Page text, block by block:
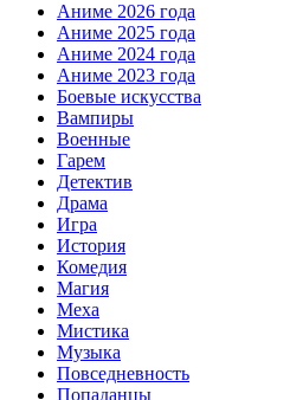
Аниме 2026 года
Аниме 2025 года
Аниме 2024 года
Аниме 2023 года
Боевые искусства
Вампиры
Военные
Гарем
Детектив
Драма
Игра
История
Комедия
Магия
Меха
Мистика
Музыка
Повседневность
Попаданцы